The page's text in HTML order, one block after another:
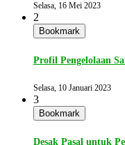
Selasa, 16 Mei 2023
2
Bookmark
Profil Pengelolaan
Selasa, 10 Januari 2023
3
Bookmark
Desak Pasal untuk